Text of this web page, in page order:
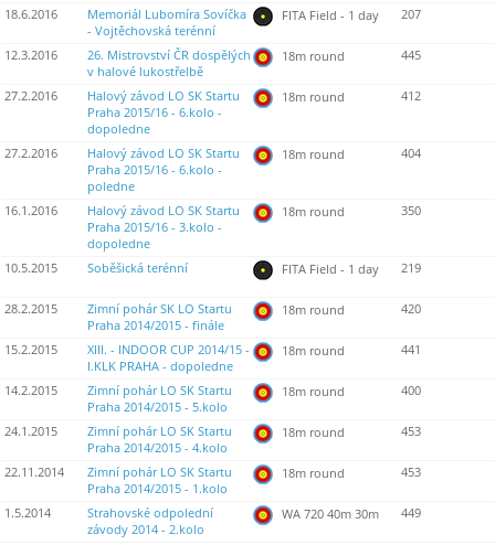
18.6.2016
Memoriál Lubomíra Sovíčka
- Vojtěchovská terénní
FITA Field - 1 day 207
12.3.2016
26. Mistrovství ČR dospělých
v halové lukostřelbě
18m round 445
27.2.2016
Halový závod LO SK Startu
Praha 2015/16 - 6.kolo -
dopoledne
18m round 412
27.2.2016
Halový závod LO SK Startu
Praha 2015/16 - 6.kolo -
poledne
18m round 404
16.1.2016
Halový závod LO SK Startu
Praha 2015/16 - 3.kolo -
dopoledne
18m round 350
10.5.2015 Soběšická terénní FITA Field - 1 day 219
28.2.2015
Zimní pohár SK LO Startu
Praha 2014/2015 - finále
18m round 420
15.2.2015
XIII. - INDOOR CUP 2014/15 -
I.KLK PRAHA - dopoledne
18m round 441
14.2.2015
Zimní pohár LO SK Startu
Praha 2014/2015 - 5.kolo
18m round 400
24.1.2015
Zimní pohár LO SK Startu
Praha 2014/2015 - 4.kolo
18m round 453
22.11.2014
Zimní pohár LO SK Startu
Praha 2014/2015 - 1.kolo
18m round 453
1.5.2014
Strahovské odpolední
závody 2014 - 2.kolo
WA 720 40m 30m 449